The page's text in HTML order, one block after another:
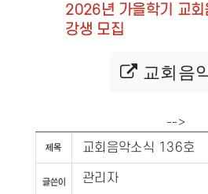
2026년 가을학기 교회
강생 모집
교회음
-->
교회음악소식 136호
관리자